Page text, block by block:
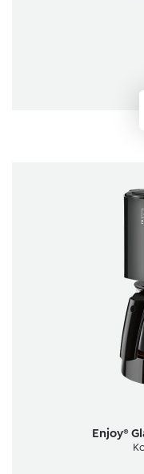
Enjoy®